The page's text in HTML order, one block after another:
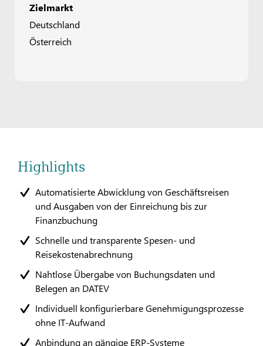
Highlights
Automatisierte Abwicklung von Geschäftsreisen
und Ausgaben von der Einreichung bis zur
Finanzbuchung
Schnelle und transparente Spesen- und
Reisekostenabrechnung
Nahtlose Übergabe von Buchungsdaten und
Belegen an DATEV
Individuell konfigurierbare Genehmigungsprozesse
ohne IT-Aufwand
Anbindung an gängige ERP-Systeme
Zielmarkt
Deutschland
Österreich